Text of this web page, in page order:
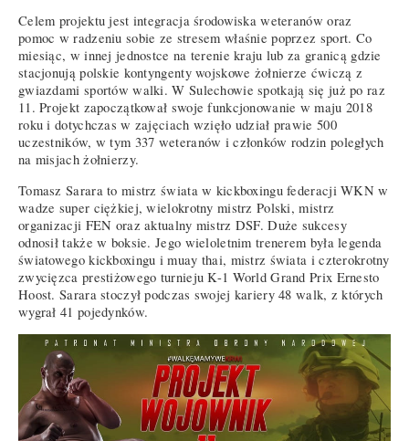
Celem projektu jest integracja środowiska weteranów oraz
pomoc w radzeniu sobie ze stresem właśnie poprzez sport. Co
miesiąc, w innej jednostce na terenie kraju lub za granicą gdzie
stacjonują polskie kontyngenty wojskowe żołnierze ćwiczą z
gwiazdami sportów walki. W Sulechowie spotkają się już po raz
11. Projekt zapoczątkował swoje funkcjonowanie w maju 2018
roku i dotychczas w zajęciach wzięło udział prawie 500
uczestników, w tym 337 weteranów i członków rodzin poległych
na misjach żołnierzy.
Tomasz Sarara to mistrz świata w kickboxingu federacji WKN w
wadze super ciężkiej, wielokrotny mistrz Polski, mistrz
organizacji FEN oraz aktualny mistrz DSF. Duże sukcesy
odnosił także w boksie. Jego wieloletnim trenerem była legenda
światowego kickboxingu i muay thai, mistrz świata i czterokrotny
zwycięzca prestiżowego turnieju K-1 World Grand Prix Ernesto
Hoost. Sarara stoczył podczas swojej kariery 48 walk, z których
wygrał 41 pojedynków.